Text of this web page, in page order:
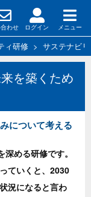
わせ ログイン メニュー
ィ研修 > サステナビ
を築くため
について考える
める研修です。
ていくと、2030
況になると言わ